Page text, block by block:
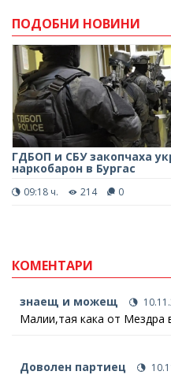
ПОДОБНИ НОВИНИ
ГДБОП и СБУ закопчаха
наркобарон в Бургас
09:18 ч. 214 0
КОМЕНТАРИ
знаещ и можещ
Малии,тая кака от Мездра
Доволен партиец